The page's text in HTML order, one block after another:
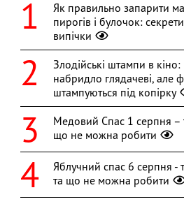
Як правильно запарити
пирогів і булочок:
випічки
Злодійські штампи в
набридло глядачеві, але
штампуються під копірку
Медовий Спас 1 серпня –
що не можна робити
Яблучний спас 6 серпня -
та що не можна робити